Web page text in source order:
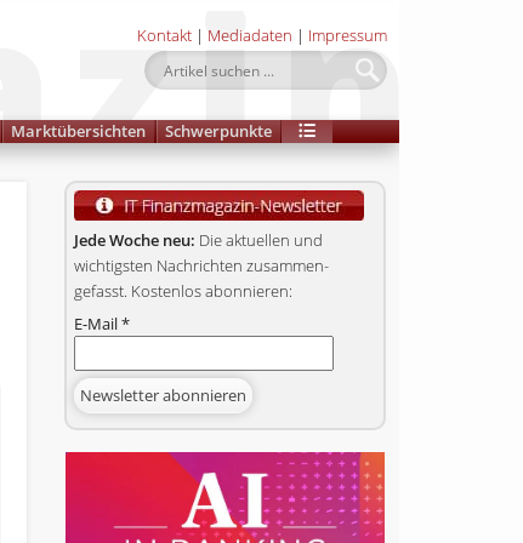
Kontakt | Mediadaten | Impressum
Marktübersichten Schwerpunkte
Jede Woche neu: Die aktuellen und
wichtigsten Nachrichten zusammen­
gefasst. Kostenlos abonnieren:
E-Mail*